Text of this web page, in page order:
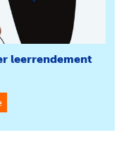
leerrendement